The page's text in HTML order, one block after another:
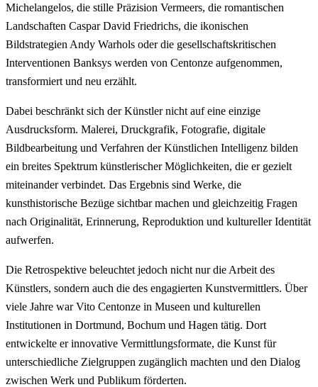
Michelangelos, die stille Präzision Vermeers, die romantischen
Landschaften Caspar David Friedrichs, die ikonischen
Bildstrategien Andy Warhols oder die gesellschaftskritischen
Interventionen Banksys werden von Centonze aufgenommen,
transformiert und neu erzählt.
Dabei beschränkt sich der Künstler nicht auf eine einzige
Ausdrucksform. Malerei, Druckgrafik, Fotografie, digitale
Bildbearbeitung und Verfahren der Künstlichen Intelligenz bilden
ein breites Spektrum künstlerischer Möglichkeiten, die er gezielt
miteinander verbindet. Das Ergebnis sind Werke, die
kunsthistorische Bezüge sichtbar machen und gleichzeitig Fragen
nach Originalität, Erinnerung, Reproduktion und kultureller Identität
aufwerfen.
Die Retrospektive beleuchtet jedoch nicht nur die Arbeit des
Künstlers, sondern auch die des engagierten Kunstvermittlers. Über
viele Jahre war Vito Centonze in Museen und kulturellen
Institutionen in Dortmund, Bochum und Hagen tätig. Dort
entwickelte er innovative Vermittlungsformate, die Kunst für
unterschiedliche Zielgruppen zugänglich machten und den Dialog
zwischen Werk und Publikum förderten.